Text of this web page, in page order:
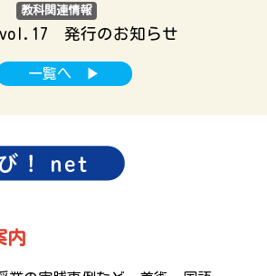
教科関連情報
発行のお知らせ
一覧へ ▶
内